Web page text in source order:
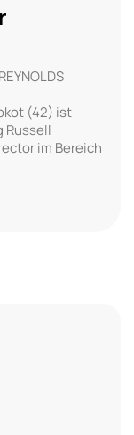
(42) ist
Russell
im Bereich